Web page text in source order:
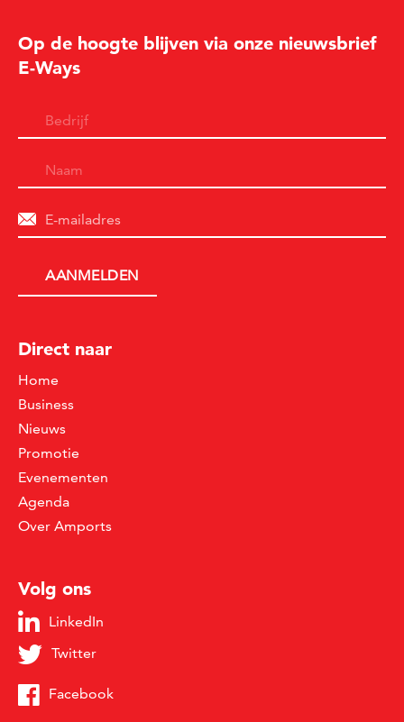
Op de hoogte blijven via onze nieuwsbrief
E-Ways
Direct naar
Home
Business
Nieuws
Promotie
Evenementen
Agenda
Over Amports
Volg ons
LinkedIn
Twitter
Facebook